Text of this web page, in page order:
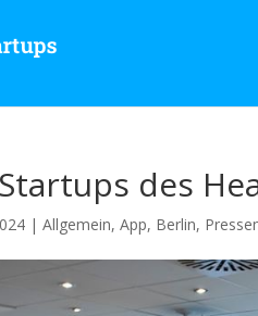
des
|Allgemein,App, Berlin,